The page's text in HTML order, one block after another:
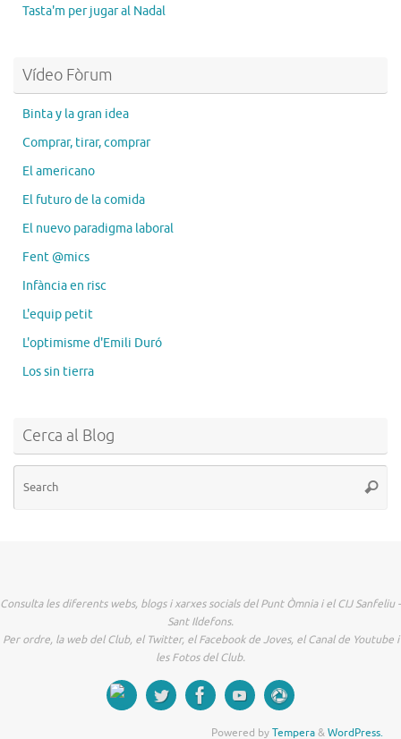
Tasta'm per jugar al Nadal
Vídeo Fòrum
Binta y la gran idea
Comprar, tirar, comprar
El americano
El futuro de la comida
El nuevo paradigma laboral
Fent @mics
Infància en risc
L'equip petit
L'optimisme d'Emili Duró
Los sin tierra
Cerca al Blog
Consulta les diferents webs, blogs i xarxes socials del Punt Òmnia i el CIJ Sanfeliu -
Sant Ildefons.
Per ordre, la web del Club, el Twitter, el Facebook de Joves, el Canal de Youtube i
les Fotos del Club.
Powered byTempera&WordPress.